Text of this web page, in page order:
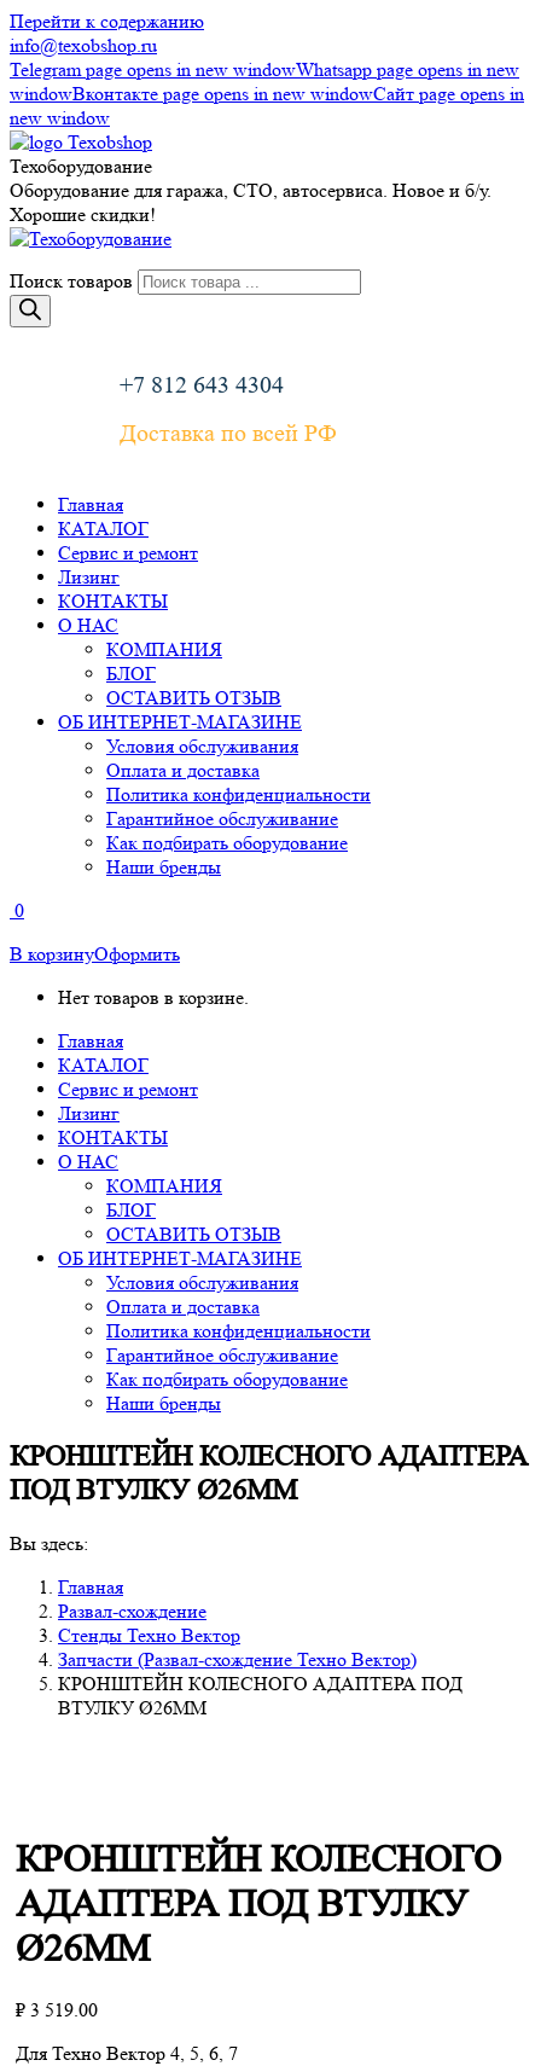
Перейти к содержанию
info@texobshop.ru
Telegram page opens in new windowWhatsapp page opens in new
windowВконтакте page opens in new windowСайт page opens in
new window
Техоборудование
Оборудование для гаража, СТО, автосервиса. Новое и б/у.
Хорошие скидки!
Поиск товаров
+7 812 643 4304
Доставка по всей РФ
Главная
КАТАЛОГ
Сервис и ремонт
Лизинг
КОНТАКТЫ
О НАС
КОМПАНИЯ
БЛОГ
ОСТАВИТЬ ОТЗЫВ
ОБ ИНТЕРНЕТ-МАГАЗИНЕ
Условия обслуживания
Оплата и доставка
Политика конфиденциальности
Гарантийное обслуживание
Как подбирать оборудование
Наши бренды
0
В корзинуОформить
Нет товаров в корзине.
Главная
КАТАЛОГ
Сервис и ремонт
Лизинг
КОНТАКТЫ
О НАС
КОМПАНИЯ
БЛОГ
ОСТАВИТЬ ОТЗЫВ
ОБ ИНТЕРНЕТ-МАГАЗИНЕ
Условия обслуживания
Оплата и доставка
Политика конфиденциальности
Гарантийное обслуживание
Как подбирать оборудование
Наши бренды
КРОНШТЕЙН КОЛЕСНОГО АДАПТЕРА
ПОД ВТУЛКУ Ø26ММ
Вы здесь:
Главная
Развал-схождение
Стенды Техно Вектор
Запчасти (Развал-схождение Техно Вектор)
КРОНШТЕЙН КОЛЕСНОГО АДАПТЕРА ПОД
ВТУЛКУ Ø26ММ
КРОНШТЕЙН КОЛЕСНОГО
АДАПТЕРА ПОД ВТУЛКУ
Ø26ММ
₽ 3 519.00
Для Техно Вектор 4, 5, 6, 7